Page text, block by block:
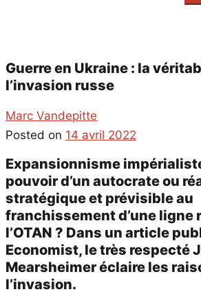
Guerre en Ukraine : la
l’invasion russe
Marc Vandepitte
Posted on 14 avril 2022
Expansionnisme
pouvoir d’un autocrate ou
stratégique et prévisible au
franchissement d’une ligne
l’OTAN ? Dans un article
Economist, le très respecté
Mearsheimer éclaire les
l’invasion.